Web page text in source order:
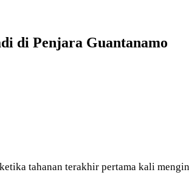
di Penjara Guantanamo
tahanan terakhir pertama kali